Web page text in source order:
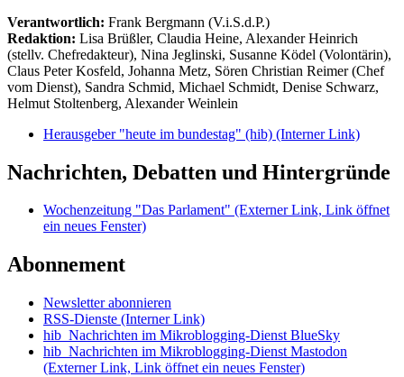
Verantwortlich: Frank Bergmann (V.i.S.d.P.)
Redaktion: Lisa Brüßler, Claudia Heine, Alexander Heinrich
(stellv. Chefredakteur), Nina Jeglinski, Susanne Ködel (Volontärin),
Claus Peter Kosfeld, Johanna Metz, Sören Christian Reimer (Chef
vom Dienst), Sandra Schmid, Michael Schmidt, Denise Schwarz,
Helmut Stoltenberg, Alexander Weinlein
Herausgeber "heute im bundestag" (hib) (Interner Link)
Nachrichten, Debatten und Hintergründe
Wochenzeitung "Das Parlament" (Externer Link, Link öffnet
ein neues Fenster)
Abonnement
Newsletter abonnieren
RSS-Dienste (Interner Link)
hib_Nachrichten im Mikroblogging-Dienst BlueSky
hib_Nachrichten im Mikroblogging-Dienst Mastodon
(Externer Link, Link öffnet ein neues Fenster)